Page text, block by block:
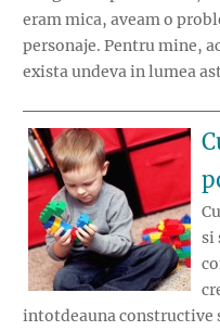
eram mica, aveam o
personaje. Pentru mine,
exista undeva in lumea
si
intotdeauna constructive